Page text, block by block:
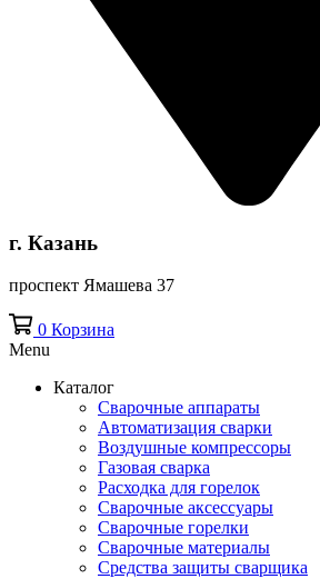
г. Казань
проспект Ямашева 37
0 Корзина
Menu
Каталог
Сварочные аппараты
Автоматизация сварки
Воздушные компрессоры
Газовая сварка
Расходка для горелок
Сварочные аксессуары
Сварочные горелки
Сварочные материалы
Средства защиты сварщика